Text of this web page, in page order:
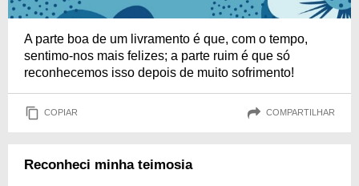
A parte boa de um livramento é que, com o tempo,
sentimo-nos mais felizes; a parte ruim é que só
reconhecemos isso depois de muito sofrimento!
COPIAR COMPARTILHAR
Reconheci minha teimosia